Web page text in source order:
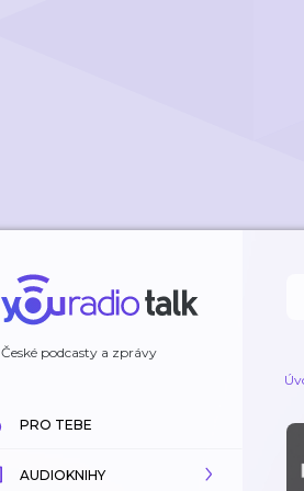
České podcasty a zprávy
PRO TEBE
AUDIOKNIHY